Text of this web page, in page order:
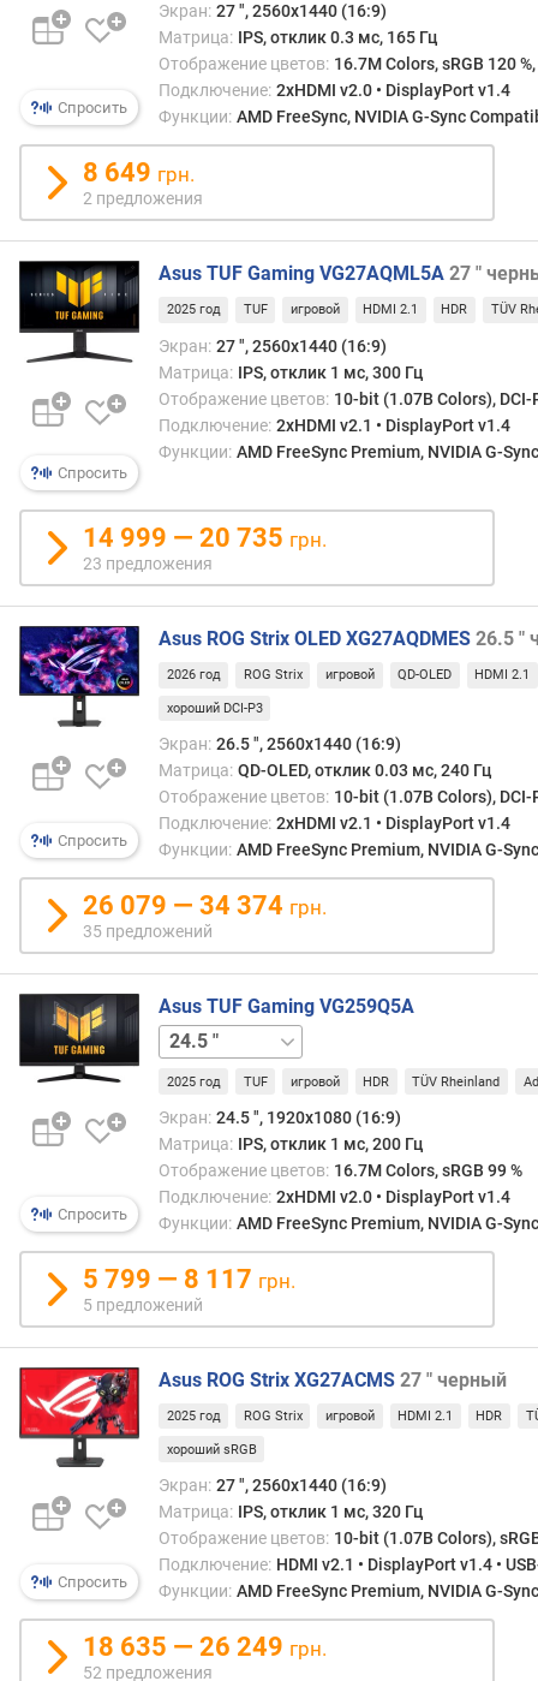
к
р
н
т
и
п
м
а
т
р
и
ц
п
к
р
т
е
э
к
р
а
н
а
з
р
е
ш
е
н
и
е
ч
с
т
т
а
к
а
д
р
о
в
(
D
u
l
M
d
e
Спросить
Экран: 27 ", 2560x1440 (16:9)
Матрица: IPS, отклик 0.3 мс, 165 Гц
Отображение цветов: 16.7M Colors, sRGB 120
Подключение: 2xHDMI v2.0 • DisplayPort v1.4
Функции: AMD FreeSync, NVIDIA G-Sync
8 649 грн.
2 предложения
Спросить
Asus TUF Gaming VG27AQML5A 27 "
2025 год TUF игровой HDMI 2.1 HDR TÜV
Экран: 27 ", 2560x1440 (16:9)
Матрица: IPS, отклик 1 мс, 300 Гц
Отображение цветов: 10-bit (1.07B Colors), DCI-
Подключение: 2xHDMI v2.1 • DisplayPort v1.4
Функции: AMD FreeSync Premium, NVIDIA G-
14 999 — 20 735 грн.
23 предложения
Спросить
Asus ROG Strix OLED XG27AQDMES 26.5 "
2026 год ROG Strix игровой QD-OLED HDMI 2.1
хороший DCI-P3
Экран: 26.5 ", 2560x1440 (16:9)
Матрица: QD-OLED, отклик 0.03 мс, 240 Гц
Отображение цветов: 10-bit (1.07B Colors), DCI-
Подключение: 2xHDMI v2.1 • DisplayPort v1.4
Функции: AMD FreeSync Premium, NVIDIA G-
26 079 — 34 374 грн.
35 предложений
Спросить
Asus TUF Gaming VG259Q5A
23.8 "27 "
2025 год TUF игровой HDR TÜV Rheinland
Экран: 24.5 ", 1920x1080 (16:9)
Матрица: IPS, отклик 1 мс, 200 Гц
Отображение цветов: 16.7M Colors, sRGB 99 %
Подключение: 2xHDMI v2.0 • DisplayPort v1.4
Функции: AMD FreeSync Premium, NVIDIA G-
5 799 — 8 117 грн.
5 предложений
Спросить
Asus ROG Strix XG27ACMS 27 " черный
2025 год ROG Strix игровой HDMI 2.1 HDR
хороший sRGB
Экран: 27 ", 2560x1440 (16:9)
Матрица: IPS, отклик 1 мс, 320 Гц
Отображение цветов: 10-bit (1.07B Colors),
Подключение: HDMI v2.1 • DisplayPort v1.4 •
Функции: AMD FreeSync Premium, NVIDIA G-
18 635 — 26 249 грн.
52 предложения